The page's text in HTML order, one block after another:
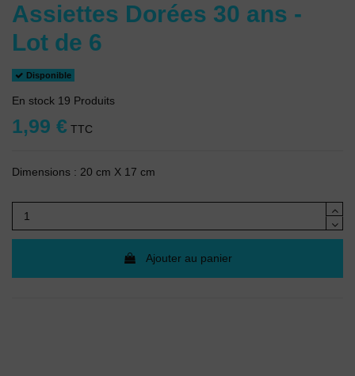
Assiettes Dorées 30 ans -
Lot de 6
Disponible
En stock 19 Produits
1,99 € TTC
Dimensions : 20 cm X 17 cm
Ajouter au panier